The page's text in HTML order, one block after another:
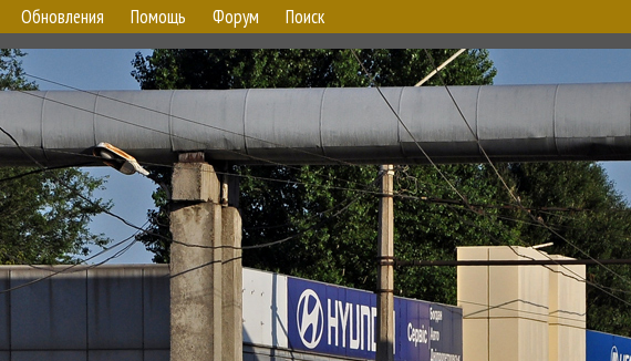
Обновления Помощь Форум Поиск